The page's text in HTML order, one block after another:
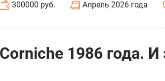
300000 руб. Апрель 2026 года
1986 года.